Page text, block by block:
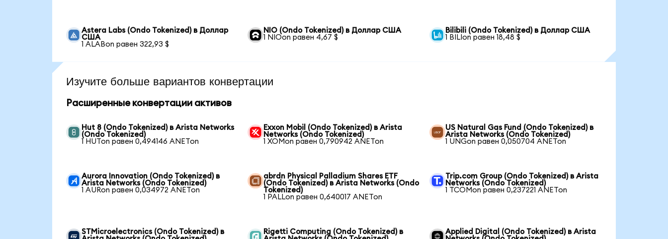
Astera Labs (Ondo Tokenized) в Доллар
США
1 ALABon равен 322,93 $
NIO (Ondo Tokenized) в Доллар США
1 NIOon равен 4,67 $
Bilibili (Ondo Tokenized) в Доллар США
1 BILIon равен 18,48 $
Изучите больше вариантов конвертации
Расширенные конвертации активов
Hut 8 (Ondo Tokenized) в Arista Networks
(Ondo Tokenized)
1 HUTon равен 0,494146 ANETon
Exxon Mobil (Ondo Tokenized) в Arista
Networks (Ondo Tokenized)
1 XOMon равен 0,790942 ANETon
US Natural Gas Fund (Ondo Tokenized) в
Arista Networks (Ondo Tokenized)
1 UNGon равен 0,050704 ANETon
Aurora Innovation (Ondo Tokenized) в
Arista Networks (Ondo Tokenized)
1 AURon равен 0,034972 ANETon
abrdn Physical Palladium Shares ETF
(Ondo Tokenized) в Arista Networks (Ondo
Tokenized)
1 PALLon равен 0,640017 ANETon
Trip.com Group (Ondo Tokenized) в Arista
Networks (Ondo Tokenized)
1 TCOMon равен 0,237221 ANETon
STMicroelectronics (Ondo Tokenized) в
Rigetti Computing (Ondo Tokenized) в
Applied Digital (Ondo Tokenized) в Arista